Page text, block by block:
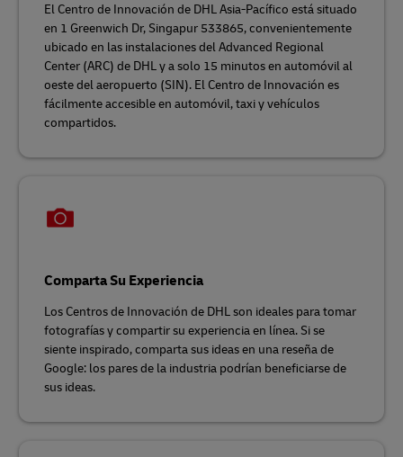
El Centro de Innovación de DHL Asia-Pacífico está situado
en 1 Greenwich Dr, Singapur 533865, convenientemente
ubicado en las instalaciones del Advanced Regional
Center (ARC) de DHL y a solo 15 minutos en automóvil al
oeste del aeropuerto (SIN). El Centro de Innovación es
fácilmente accesible en automóvil, taxi y vehículos
compartidos.
Comparta Su Experiencia
Los Centros de Innovación de DHL son ideales para tomar
fotografías y compartir su experiencia en línea. Si se
siente inspirado, comparta sus ideas en una reseña de
Google: los pares de la industria podrían beneficiarse de
sus ideas.